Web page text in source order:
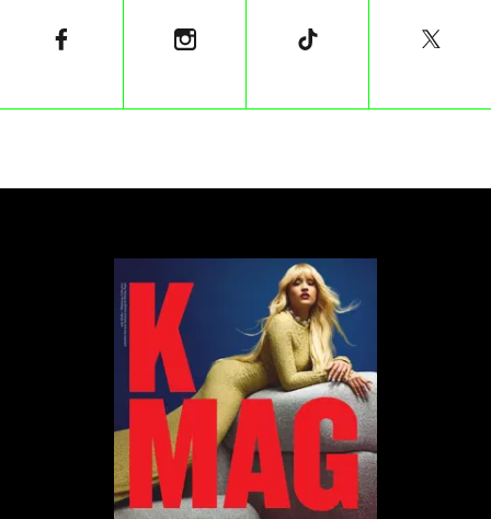
Dosyć późno w naszym procesie tworzenia
spektaklu doszliśmy do takiej estetyki,
nadzieję, że przeniesie się ona także na
w sobie jest znakomitym materiałem dla
publiczności ”kontynuuje aktorka.
W tej realizacji reżyserię dzielą Ewa Galica – młoda
twórczyni nagrodzona za spektakle „A ja żyję
bardzo” i „Minuta w Ciemności” – oraz Piotr Polak,